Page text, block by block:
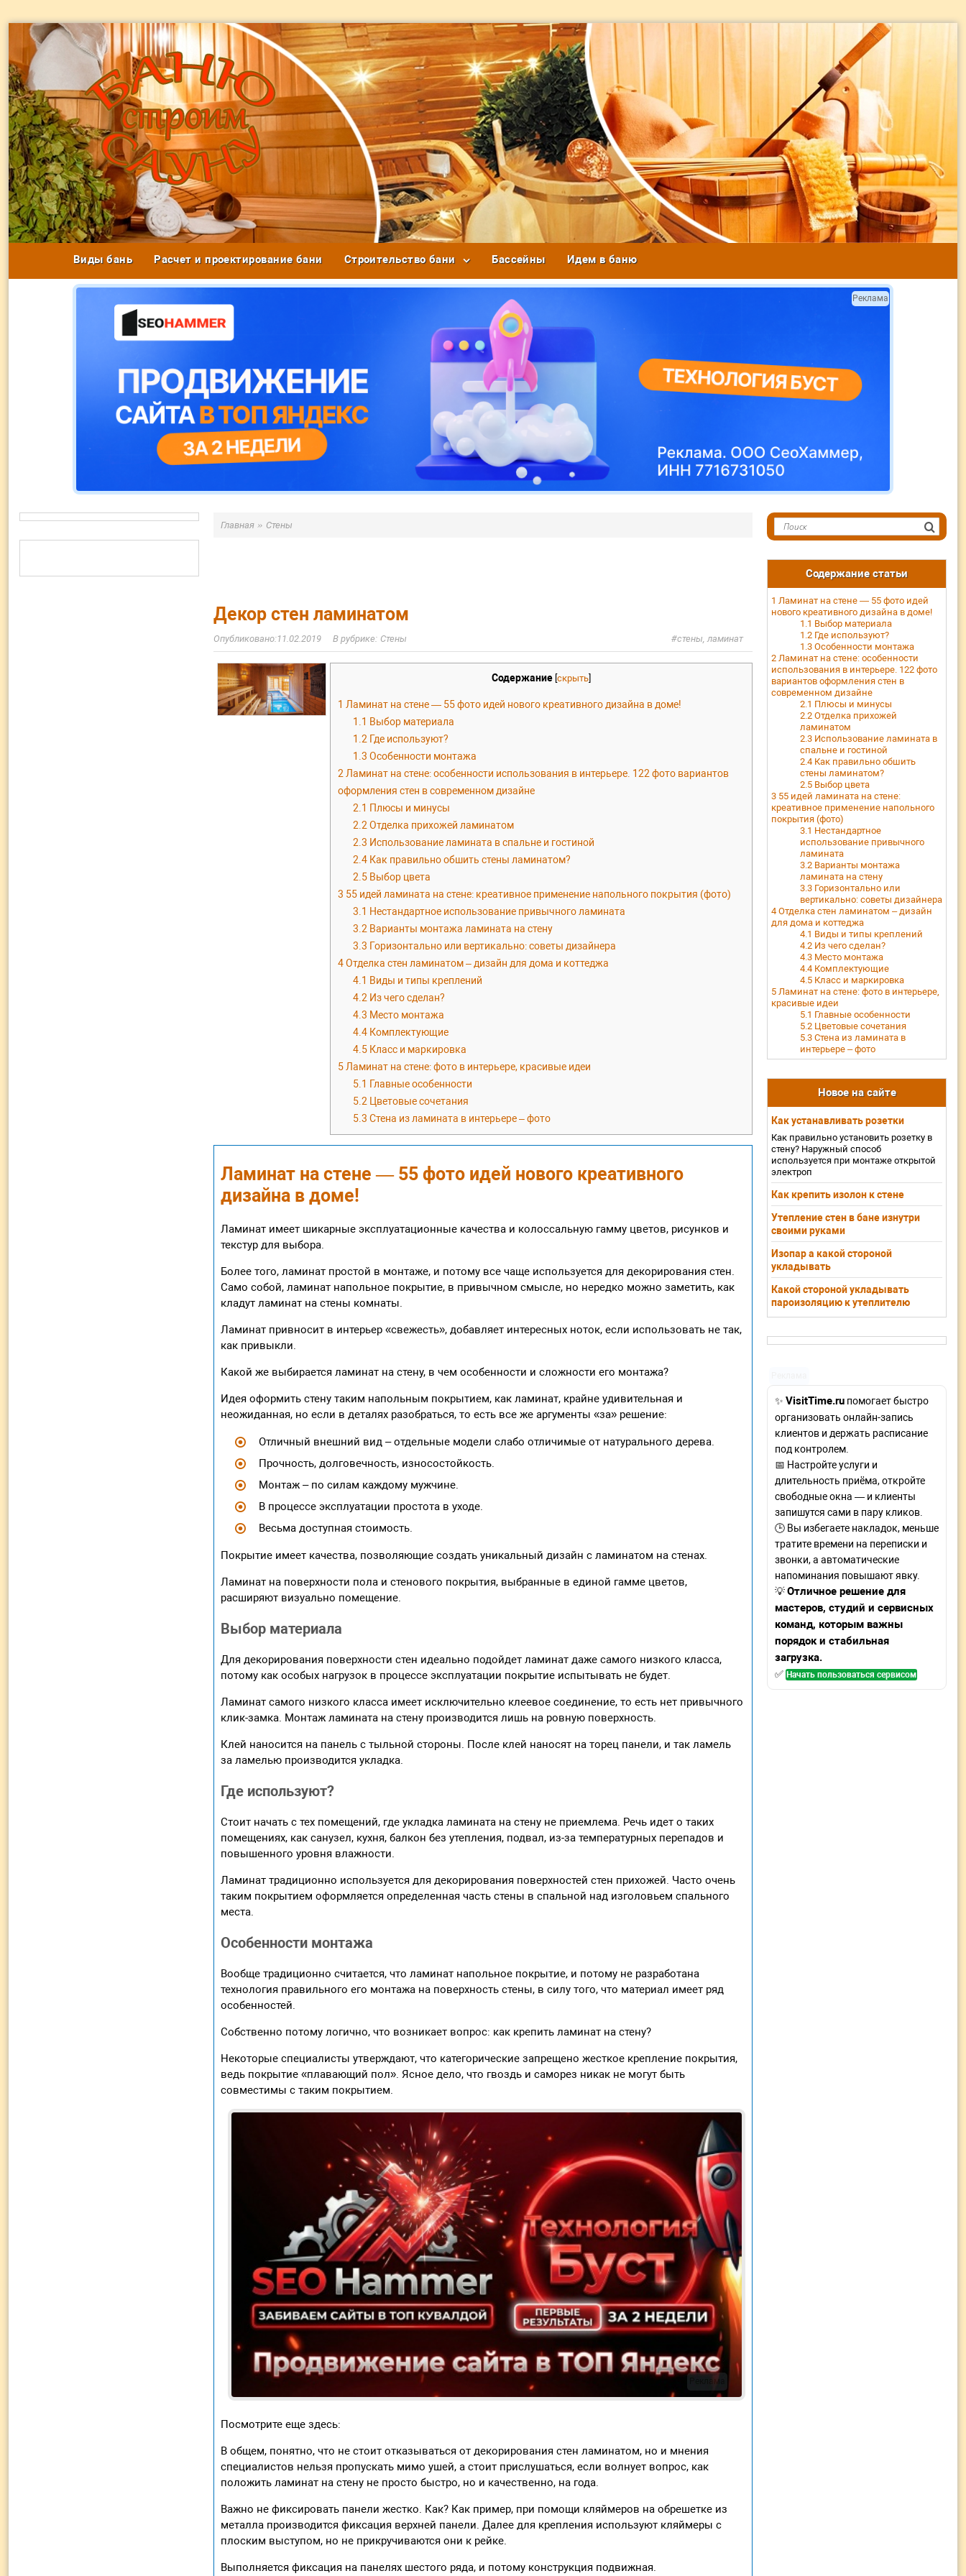
Виды бань Расчет и проектирование бани Строительство бани Бассейны Идем в баню
Реклама
Главная » Стены
Декор стен ламинатом
11.02.2019 Стены стены, ламинат
Содержание [скрыть]
1 Ламинат на стене — 55 фото идей нового креативного дизайна в доме!
1.1 Выбор материала
1.2 Где используют?
1.3 Особенности монтажа
2 Ламинат на стене: особенности использования в интерьере. 122 фото вариантов
оформления стен в современном дизайне
2.1 Плюсы и минусы
2.2 Отделка прихожей ламинатом
2.3 Использование ламината в спальне и гостиной
2.4 Как правильно обшить стены ламинатом?
2.5 Выбор цвета
3 55 идей ламината на стене: креативное применение напольного покрытия (фото)
3.1 Нестандартное использование привычного ламината
3.2 Варианты монтажа ламината на стену
3.3 Горизонтально или вертикально: советы дизайнера
4Отделка стен ламинатом – дизайн для дома и коттеджа
4.1 Виды и типы креплений
4.2 Из чего сделан?
4.3 Место монтажа
4.4 Комплектующие
4.5 Класс и маркировка
5 Ламинат на стене: фото в интерьере, красивые идеи
5.1 Главные особенности
5.2 Цветовые сочетания
5.3 Стена из ламината в интерьере – фото
Ламинат на стене — 55 фото идей нового креативного
дизайна в доме!
Ламинат имеет шикарные эксплуатационные качества и колоссальную гамму цветов, рисунков и
текстур для выбора.
Более того, ламинат простой в монтаже, и потому все чаще используется для декорирования стен.
Само собой, ламинат напольное покрытие, в привычном смысле, но нередко можно заметить, как
кладут ламинат на стены комнаты.
Ламинат привносит в интерьер «свежесть», добавляет интересных ноток, если использовать не так,
как привыкли.
Какой же выбирается ламинат на стену, в чем особенности и сложности его монтажа?
Идея оформить стену таким напольным покрытием, как ламинат, крайне удивительная и
неожиданная, но если в деталях разобраться, то есть все же аргументы «за» решение:
Отличный внешний вид – отдельные модели слабо отличимые от натурального дерева.
Прочность, долговечность, износостойкость.
Монтаж – по силам каждому мужчине.
В процессе эксплуатации простота в уходе.
Весьма доступная стоимость.
Покрытие имеет качества, позволяющие создать уникальный дизайн с ламинатом на стенах.
Ламинат на поверхности пола и стенового покрытия, выбранные в единой гамме цветов,
расширяют визуально помещение.
Выбор материала
Для декорирования поверхности стен идеально подойдет ламинат даже самого низкого класса,
потому как особых нагрузок в процессе эксплуатации покрытие испытывать не будет.
Ламинат самого низкого класса имеет исключительно клеевое соединение, то есть нет привычного
клик-замка. Монтаж ламината на стену производится лишь на ровную поверхность.
Клей наносится на панель с тыльной стороны. После клей наносят на торец панели, и так ламель
за ламелью производится укладка.
Где используют?
Стоит начать с тех помещений, где укладка ламината на стену не приемлема. Речь идет о таких
помещениях, как санузел, кухня, балкон без утепления, подвал, из-за температурных перепадов и
повышенного уровня влажности.
Ламинат традиционно используется для декорирования поверхностей стен прихожей. Часто очень
таким покрытием оформляется определенная часть стены в спальной над изголовьем спального
места.
Особенности монтажа
Вообще традиционно считается, что ламинат напольное покрытие, и потому не разработана
технология правильного его монтажа на поверхность стены, в силу того, что материал имеет ряд
особенностей.
Собственно потому логично, что возникает вопрос: как крепить ламинат на стену?
Некоторые специалисты утверждают, что категорические запрещено жесткое крепление покрытия,
ведь покрытие «плавающий пол». Ясное дело, что гвоздь и саморез никак не могут быть
совместимы с таким покрытием.
Реклама
Посмотрите еще здесь:
В общем, понятно, что не стоит отказываться от декорирования стен ламинатом, но и мнения
специалистов нельзя пропускать мимо ушей, а стоит прислушаться, если волнует вопрос, как
положить ламинат на стену не просто быстро, но и качественно, на года.
Важно не фиксировать панели жестко. Как? Как пример, при помощи кляймеров на обрешетке из
металла производится фиксация верхней панели. Далее для крепления используют кляймеры с
плоским выступом, но не прикручиваются они к рейке.
Выполняется фиксация на панелях шестого ряда, и потому конструкция подвижная.
Содержание статьи
1 Ламинат на стене — 55 фото идей
нового креативного дизайна в доме!
1.1 Выбор материала
1.2 Где используют?
1.3 Особенности монтажа
2 Ламинат на стене: особенности
использования в интерьере. 122 фото
вариантов оформления стен в
современном дизайне
2.1 Плюсы и минусы
2.2 Отделка прихожей
ламинатом
2.3 Использование ламината в
спальне и гостиной
2.4 Как правильно обшить
стены ламинатом?
2.5 Выбор цвета
3 55 идей ламината на стене:
креативное применение напольного
покрытия (фото)
3.1 Нестандартное
использование привычного
ламината
3.2 Варианты монтажа
ламината на стену
3.3 Горизонтально или
вертикально: советы дизайнера
4 Отделка стен ламинатом – дизайн
для дома и коттеджа
4.1 Виды и типы креплений
4.2 Из чего сделан?
4.3 Место монтажа
4.4 Комплектующие
4.5 Класс и маркировка
5 Ламинат на стене: фото в интерьере,
красивые идеи
5.1 Главные особенности
5.2 Цветовые сочетания
5.3 Стена из ламината в
интерьере – фото
Новое на сайте
Как устанавливать розетки
Как правильно установить розетку в
стену? Наружный способ
используется при монтаже открытой
электроп
Как крепить изолон к стене
Утепление стен в бане изнутри
своими руками
Изопар а какой стороной
укладывать
Какой стороной укладывать
пароизоляцию к утеплителю
✨ VisitTime.ru помогает быстро
организовать онлайн-запись
клиентов и держать расписание
под контролем.
📅 Настройте услуги и
длительность приёма, откройте
свободные окна — и клиенты
запишутся сами в пару кликов.
🕒 Вы избегаете накладок, меньше
тратите времени на переписки и
звонки, а автоматические
напоминания повышают явку.
💡Отличное решение для
мастеров, студий и сервисных
команд, которым важны
порядок и стабильная
загрузка.
✅ Начать пользоваться сервисом